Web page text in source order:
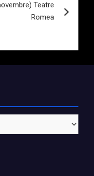
Teatre
Romea